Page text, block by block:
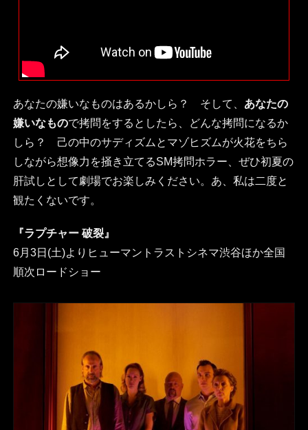
あなたの嫌いなものはあるかしら？ そして、 あなたの
嫌いなもので拷問をするとしたら、どんな拷問になるか
しら？ 己の中のサディズムとマゾヒズムが火花をちら
しながら想像力を掻き立てるSM拷問ホラー、ぜひ初夏の
肝試しとして劇場でお楽しみください。あ、私は二度と
観たくないです。
『ラプチャー 破裂』
6月3日(土)よりヒューマントラストシネマ渋谷ほか全国
順次ロードショー